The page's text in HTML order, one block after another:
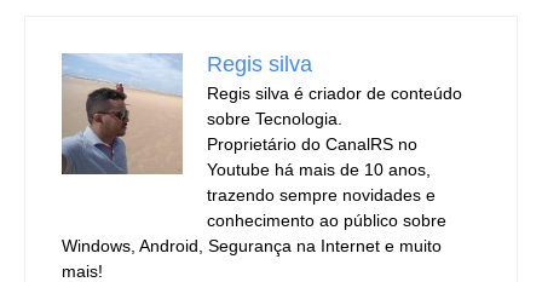
Regis silva
Regis silva é criador de conteúdo
sobre Tecnologia.
Proprietário do CanalRS no
Youtube há mais de 10 anos,
trazendo sempre novidades e
conhecimento ao público sobre
Windows, Android, Segurança na Internet e muito
mais!